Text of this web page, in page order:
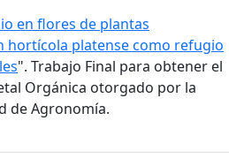
en flores de plantas
hortícola platense como refugio
". Trabajo Final para obtener el
Orgánica otorgado por la
de Agronomía.